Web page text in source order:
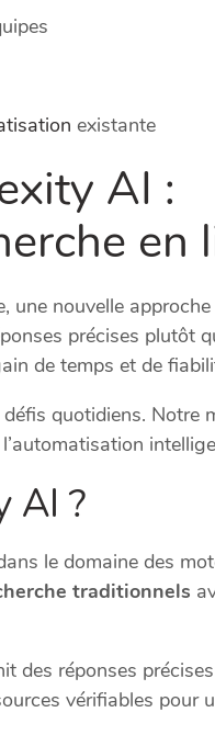
existante
AI :
en
nouvelle
précises plutôt
de temps et de
quotidiens. Notre
AI ?
le domaine des
traditionnels
des réponses
vérifiables pour